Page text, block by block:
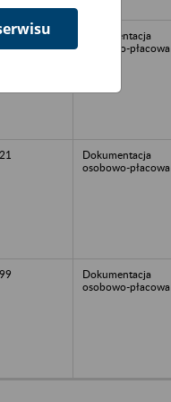
Dokumentacja
osobowo-płacowa
Dokumentacja
osobowo-płacowa
Dokumentacja
osobowo-płacowa